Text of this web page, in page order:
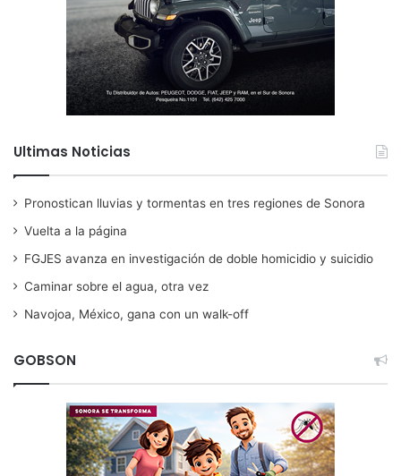
Ultimas Noticias
Pronostican lluvias y tormentas en tres regiones de Sonora
Vuelta a la página
FGJES avanza en investigación de doble homicidio y suicidio
Caminar sobre el agua, otra vez
Navojoa, México, gana con un walk-off
GOBSON